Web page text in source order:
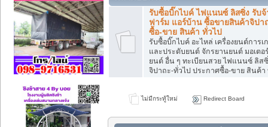
รับซื้อบิ๊กไบค์ ไฟแนนซ์ ลิสซิ่ง รับจ้
ฟาร์ม แอร์บ้าน ซื้อขายสินค้าจิปา
ซื้อ-ขาย สินค้า ทั่วไป
รับซื้อบิ๊กไบค์ อะไหล่ เครื่องยนต์การเ
และประดับยนต์ จักรยานยนต์ มอเตอ
ยนต์ อื่น ๆ ทะเบียนสวย ไฟแนนซ์ ลิส
จิปาถะ-ทั่วไป ประกาศซื้อ-ขาย สินค้า
ไม่มีกระทู้ใหม่ Redirect Board